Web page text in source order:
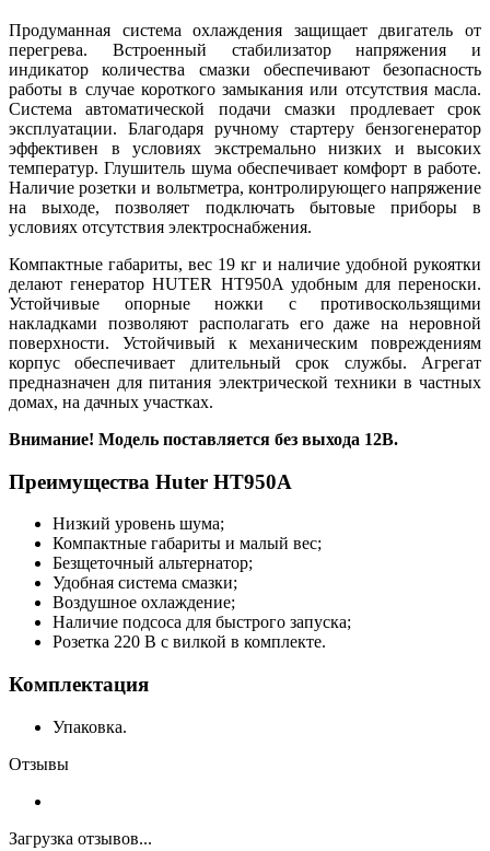
Продуманная система охлаждения защищает двигатель от
перегрева. Встроенный стабилизатор напряжения и
индикатор количества смазки обеспечивают безопасность
работы в случае короткого замыкания или отсутствия масла.
Система автоматической подачи смазки продлевает срок
эксплуатации. Благодаря ручному стартеру бензогенератор
эффективен в условиях экстремально низких и высоких
температур. Глушитель шума обеспечивает комфорт в работе.
Наличие розетки и вольтметра, контролирующего напряжение
на выходе, позволяет подключать бытовые приборы в
условиях отсутствия электроснабжения.
Компактные габариты, вес 19 кг и наличие удобной рукоятки
делают генератор HUTER HT950A удобным для переноски.
Устойчивые опорные ножки с противоскользящими
накладками позволяют располагать его даже на неровной
поверхности. Устойчивый к механическим повреждениям
корпус обеспечивает длительный срок службы. Агрегат
предназначен для питания электрической техники в частных
домах, на дачных участках.
Внимание! Модель поставляется без выхода 12В.
Преимущества Huter HT950A
Низкий уровень шума;
Компактные габариты и малый вес;
Безщеточный альтернатор;
Удобная система смазки;
Воздушное охлаждение;
Наличие подсоса для быстрого запуска;
Розетка 220 В с вилкой в комплекте.
Комплектация
Упаковка.
Отзывы
Загрузка отзывов...